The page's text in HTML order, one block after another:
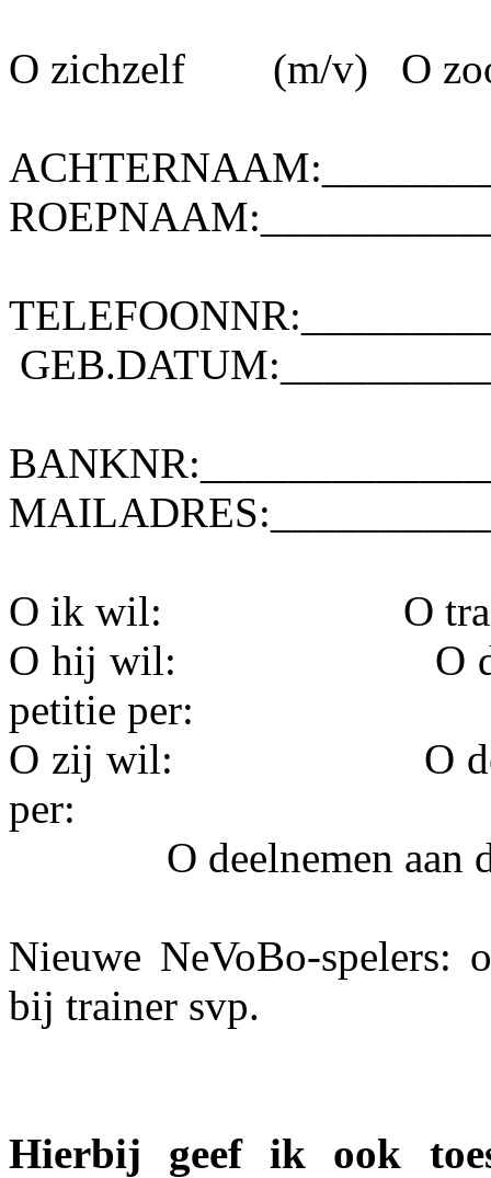
O zichzelf (m/v) O
O ik wil:
O
O hij wil:
O
petitie per:­
O zij wil:
O
per:
O deelnemen aan
Nieuwe NeVoBo-spelers:
bij trainer svp.
Hierbij geef ik ook